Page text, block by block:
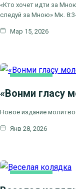
«Кто хочет идти за
следуй за Мною» Мк.
Мар 15, 2026
«Вонми гласу
Новое издание
Янв 28, 2026